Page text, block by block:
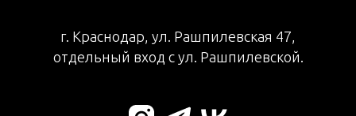
г. Краснодар, ул. Рашпилевская 47,
отдельный вход с ул. Рашпилевской.